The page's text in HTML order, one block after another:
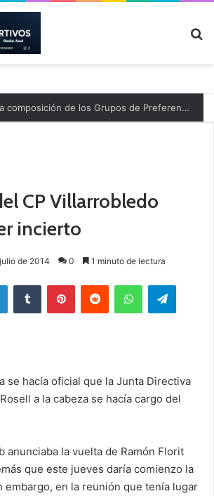
Ya se conoce la composición de los Grupos de Preferente y el calendario
CP Villarrobledo
incierto
de 2014 0 1 minuto de lectura
se hacía oficial que la Junta Directiva
a la cabeza se hacía cargo del
anunciaba la vuelta de Ramón Florit
que este jueves daría comienzo la
embargo, en la reunión que tenía lugar